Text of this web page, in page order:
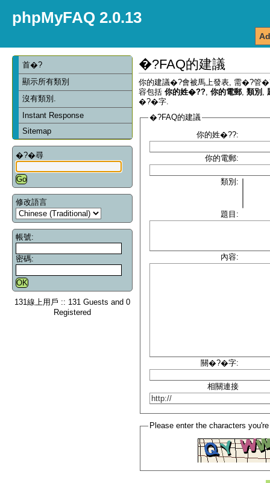
phpMyFAQ 2.0.13
首�?
顯示所有類別
沒有類別.
Instant Response
Sitemap
�?�尋
修改語言
帳號:
密碼:
131線上用戶 :: 131 Guests and 0
Registered
�?FAQ的建議
你的建議�?會被馬上發表, 需�?管
容包括 你的姓�?? 你的電郵 類別
�?�字.
�?FAQ的建議
你的姓�??:
你的電郵:
類別:
題目:
內容:
關�?�字:
相關連接
Please enter the characters